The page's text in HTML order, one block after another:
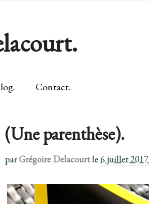
Contact.
(Une parenthèse).
parGrégoire Delacourtle 6 juillet 2017